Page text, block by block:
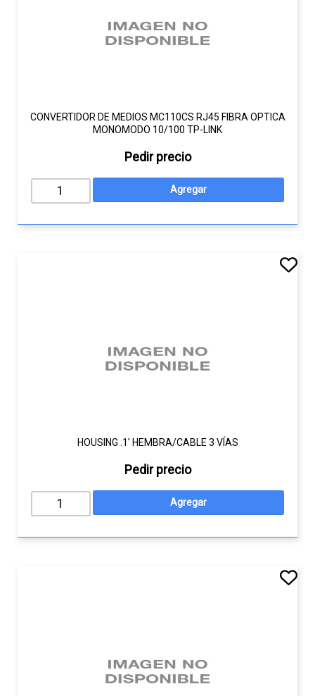
CONVERTIDOR DE MEDIOS MC110CS RJ45 FIBRA OPTICA
MONOMODO 10/100 TP-LINK
Pedir precio
HOUSING .1' HEMBRA/CABLE 3 VÍAS
Pedir precio